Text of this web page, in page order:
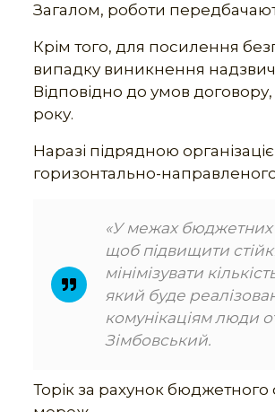
Загалом, роботи
Крім того, для посилення
випадку виникнення
Відповідно до умов
року.
Наразі підрядною
горизонтально-
«У межах
щоб підвищити
мінімізувати
який буде
комунікаціям люди
Зімбовський.
Торік за рахунок